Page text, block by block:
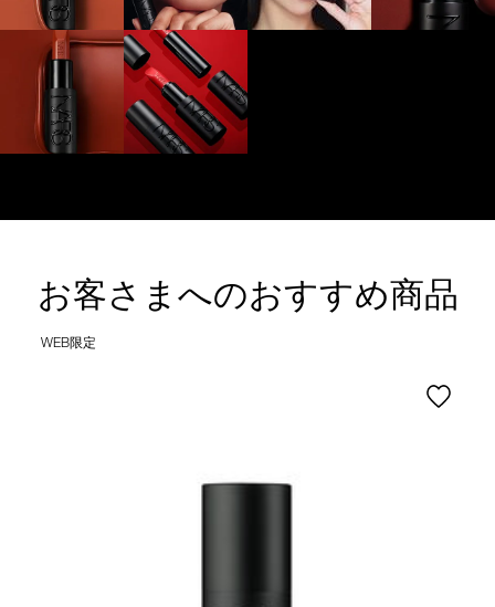
お客さまへのおすすめ商品
WEB限定